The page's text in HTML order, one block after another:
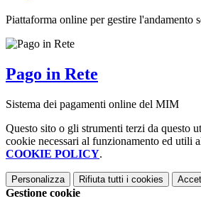
Piattaforma online per gestire l'andamento
Pago in Rete
Sistema dei pagamenti online del MIM
Questo sito o gli strumenti terzi da questo
cookie necessari al funzionamento ed utili
COOKIE POLICY.
Personalizza Rifiuta tutti i cookies
Gestione cookie